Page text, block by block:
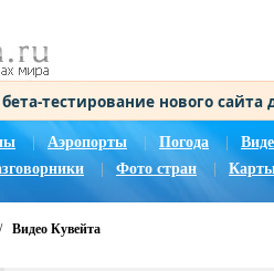
тестирование нового
| Аэропорты Погода |
Фото стран
Видео Кувейта